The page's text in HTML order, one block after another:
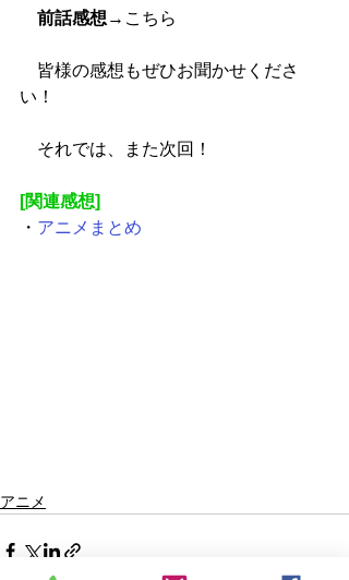
前話感想 → こちら
皆様の感想もぜひお聞かせくださ
い！
それでは、また次回！
[関連感想]
・ アニメまとめ
アニメ